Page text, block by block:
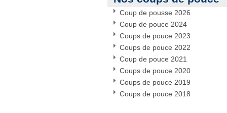
Coup de pousse 2026
Coup de pouce 2024
Coups de pouce 2023
Coups de pouce 2022
Coup de pouce 2021
Coups de pouce 2020
Coups de pouce 2019
Coups de pouce 2018